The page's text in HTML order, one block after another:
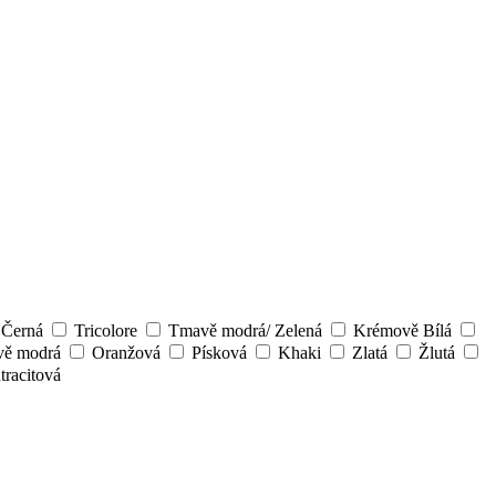
Tricolore Tmavě modrá/ Zelená
Krémově Bílá
modrá
Oranžová Písková Khaki Zlatá
Žlutá